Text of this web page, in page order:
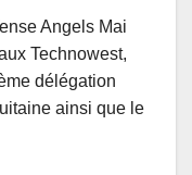
Angels Mai
Technowest,
délégation
ainsi que le